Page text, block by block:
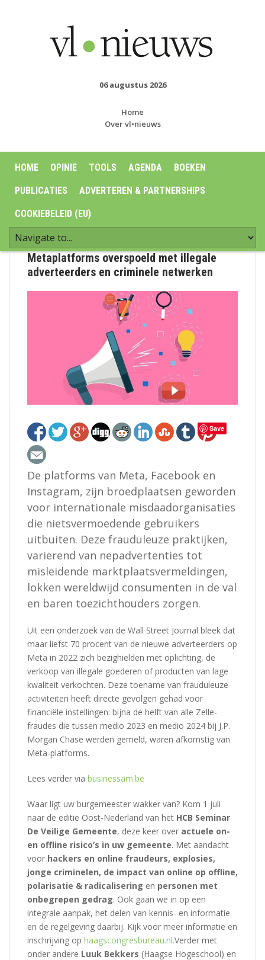
06 augustus 2026
Home
Over vl•nieuws
HOME OPINIE TOOLS AGENDA BOEKEN
PUBLICATIES ADVERTEREN & PARTNERSHIPS
COOKIEBELEID (EU)
Metaplatforms overspoeld met illegale
adverteerders en criminele netwerken
Save
De platforms van Meta, Facebook en
Instagram, zijn broedplaatsen geworden
voor internationale misdaadorganisaties
die nietsvermoedende gebruikers
uitbuiten. Deze frauduleuze praktijken,
variërend van nepadvertenties tot
misleidende marktplaatsvermeldingen,
lokken wereldwijd consumenten in de val
en baren toezichthouders zorgen.
Uit een onderzoek van de Wall Street Journal bleek dat
maar liefst 70 procent van de nieuwe adverteerders op
Meta in 2022 zich bezighielden met oplichting, de
verkoop van illegale goederen of producten van lage
kwaliteit verkochten. Deze toename van frauduleuze
activiteiten heeft directe gevolgen gehad voor
financiële instellingen: bijna de helft van alle Zelle-
fraudes die tussen medio 2023 en medio 2024 bij J.P.
Morgan Chase werden gemeld, waren afkomstig van
Meta-platforms.
Lees verder via businessam.be
Waar ligt uw burgemeester wakker van? Kom 1 juli
naar de editie Oost-Nederland van het HCB Seminar
De Veilige Gemeente, deze keer over actuele on-
en offline risico’s in uw gemeente. Met aandacht
voor hackers en online fraudeurs, explosies,
jonge criminelen, de impact van online op offline,
polarisatie & radicalisering en personen met
onbegrepen gedrag. Ook gaan we in op een
integrale aanpak, het delen van kennis- en informatie
en de regelgeving daarbij. Kijk voor meer informatie en
inschrijving op haagscongresbureau.nl.Verder met
onder andere Luuk Bekkers (Haagse Hogeschool) en